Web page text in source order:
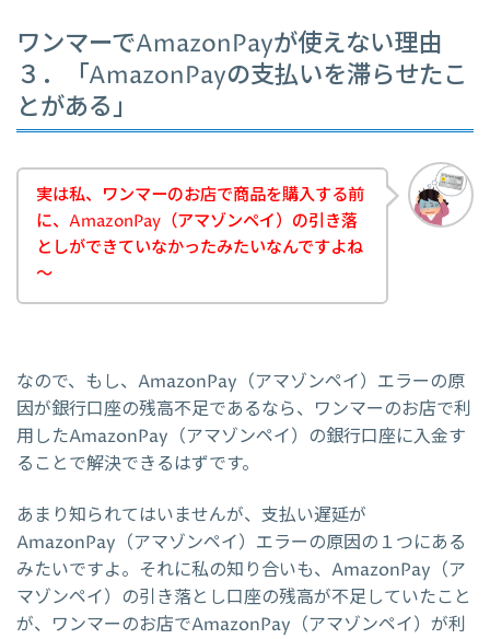
ワンマーでAmazonPayが使えない理由
３．「AmazonPayの支払いを滞らせたこ
とがある」
実は私、ワンマーのお店で商品を購入する前
に、AmazonPay（アマゾンペイ）の引き落
としができていなかったみたいなんですよね
～
なので、もし、AmazonPay（アマゾンペイ）エラーの原
因が銀行口座の残高不足であるなら、ワンマーのお店で利
用したAmazonPay（アマゾンペイ）の銀行口座に入金す
ることで解決できるはずです。
あまり知られてはいませんが、支払い遅延が
AmazonPay（アマゾンペイ）エラーの原因の１つにある
みたいですよ。それに私の知り合いも、AmazonPay（ア
マゾンペイ）の引き落とし口座の残高が不足していたこと
が、ワンマーのお店でAmazonPay（アマゾンペイ）が利